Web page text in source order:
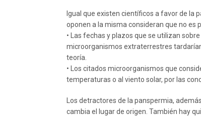
Igual que existen científicos a favor de la
oponen a la misma consideran que no es
• Las fechas y plazos que se utilizan
microorganismos extraterrestres
teoría.
• Los citados microorganismos que
temperaturas o al viento solar, por las
Los detractores de la panspermia,
cambia el lugar de origen. También hay